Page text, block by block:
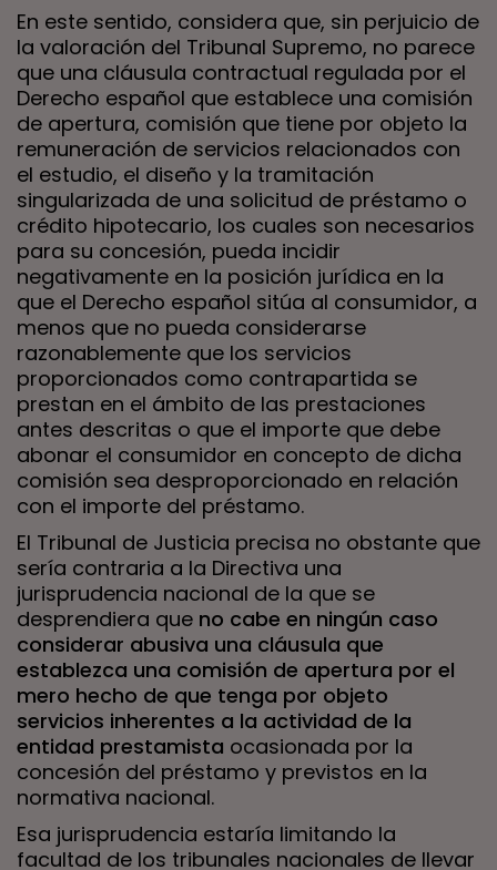
En este sentido, considera que, sin perjuicio de
la valoración del Tribunal Supremo, no parece
que una cláusula contractual regulada por el
Derecho español que establece una comisión
de apertura, comisión que tiene por objeto la
remuneración de servicios relacionados con
el estudio, el diseño y la tramitación
singularizada de una solicitud de préstamo o
crédito hipotecario, los cuales son necesarios
para su concesión, pueda incidir
negativamente en la posición jurídica en la
que el Derecho español sitúa al consumidor, a
menos que no pueda considerarse
razonablemente que los servicios
proporcionados como contrapartida se
prestan en el ámbito de las prestaciones
antes descritas o que el importe que debe
abonar el consumidor en concepto de dicha
comisión sea desproporcionado en relación
con el importe del préstamo.
El Tribunal de Justicia precisa no obstante que
sería contraria a la Directiva una
jurisprudencia nacional de la que se
desprendiera que no cabe en ningún caso
considerar abusiva una cláusula que
establezca una comisión de apertura por el
mero hecho de que tenga por objeto
servicios inherentes a la actividad de la
entidad prestamista ocasionada por la
concesión del préstamo y previstos en la
normativa nacional.
Esa jurisprudencia estaría limitando la
facultad de los tribunales nacionales de llevar